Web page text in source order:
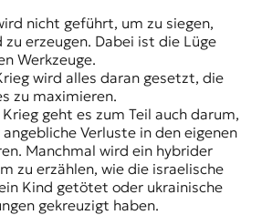
nicht geführt, um zu siegen,
zu erzeugen. Dabei ist die Lüge
Werkzeuge.
wird alles daran gesetzt, die
zu maximieren.
geht es zum Teil auch darum,
Verluste in den eigenen
Manchmal wird ein hybrider
zu erzählen, wie die israelische
Kind getötet oder ukrainische
gekreuzigt haben.